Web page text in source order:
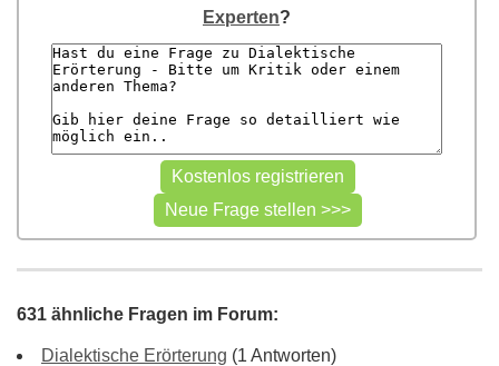
Experten?
631 ähnliche Fragen im Forum:
Dialektische Erörterung (1 Antworten)